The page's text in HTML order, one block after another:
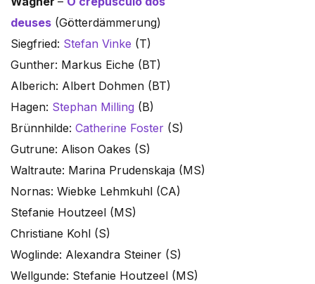
deuses (Götterdämmerung)
Siegfried: Stefan Vinke (T)
Gunther: Markus Eiche (BT)
Alberich: Albert Dohmen (BT)
Hagen: Stephan Milling (B)
Brünnhilde: Catherine Foster (S)
Gutrune: Alison Oakes (S)
Waltraute: Marina Prudenskaja (MS)
Nornas: Wiebke Lehmkuhl (CA)
Stefanie Houtzeel (MS)
Christiane Kohl (S)
Woglinde: Alexandra Steiner (S)
Wellgunde: Stefanie Houtzeel (MS)